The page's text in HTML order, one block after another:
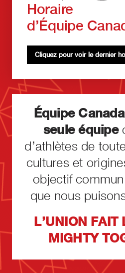
Horaire
d’Équipe
Cliquez pour voir le dernier
Équipe
seule équipe
d’athlètes de
cultures et
objectif
que nous
L’UNION FAIT
MIGHTY